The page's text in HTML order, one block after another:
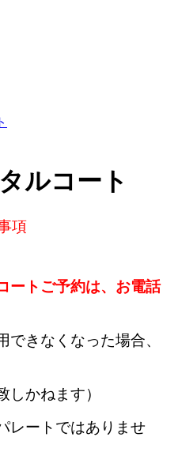
ルコート
項
ートご予約は、お電話
できなくなった場合、
ます。
しかねます）
レートではありませ